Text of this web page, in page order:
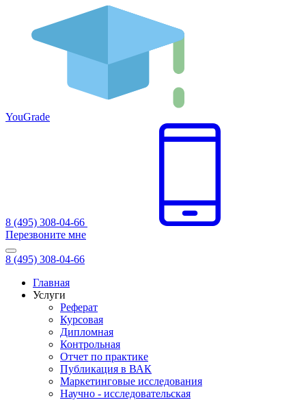
YouGrade
8 (495) 308-04-66
Перезвоните мне
8 (495) 308-04-66
Главная
Услуги
Реферат
Курсовая
Дипломная
Контрольная
Отчет по практике
Публикация в ВАК
Маркетинговые исследования
Научно - исследовательская